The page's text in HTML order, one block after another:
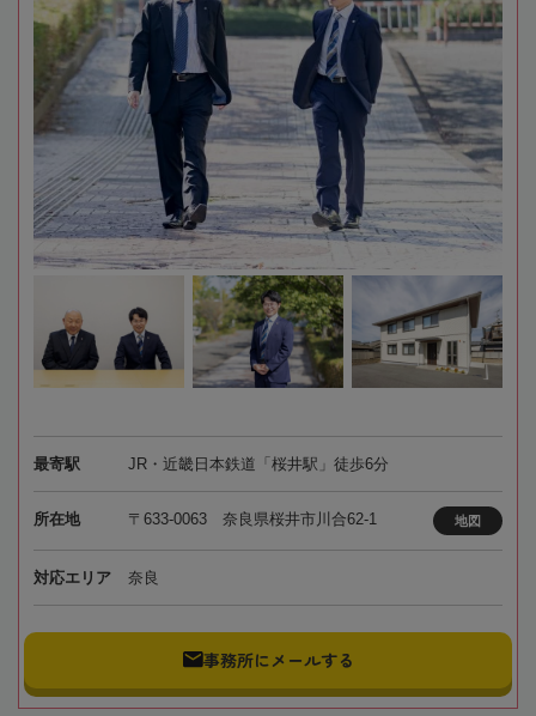
最寄駅 JR・近畿日本鉄道「桜井駅」徒歩6分
所在地 〒633-0063 奈良県桜井市川合62-1 地図
対応エリア 奈良
事務所にメールする